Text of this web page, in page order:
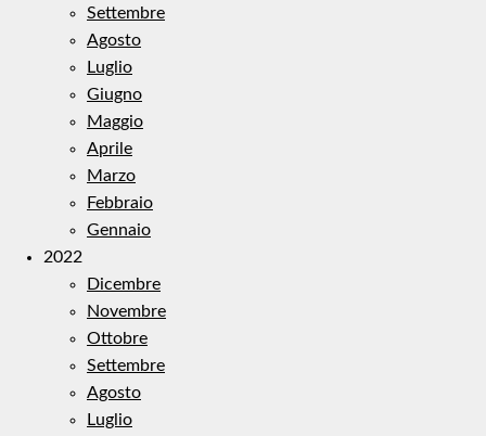
Settembre
Agosto
Luglio
Giugno
Maggio
Aprile
Marzo
Febbraio
Gennaio
2022
Dicembre
Novembre
Ottobre
Settembre
Agosto
Luglio